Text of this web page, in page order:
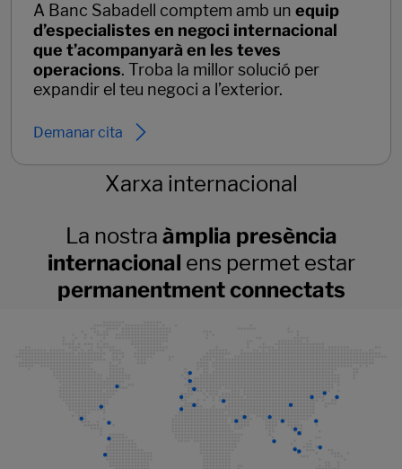
A Banc Sabadell comptem amb un equip
d’especialistes en negoci internacional
que t’acompanyarà en les teves
operacions. Troba la millor solució per
expandir el teu negoci a l’exterior.
Demanar cita
Xarxa internacional
La nostra àmplia presència
internacional ens permet estar
permanentment connectats